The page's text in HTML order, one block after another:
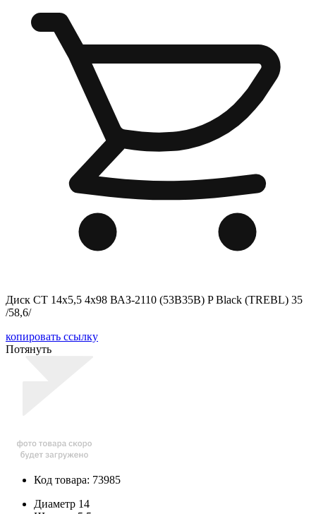
Диск СТ 14x5,5 4x98 ВАЗ-2110 (53B35B) P Black (TREBL) 35
/58,6/
копировать ссылку
Потянуть
Код товара: 73985
Диаметр 14